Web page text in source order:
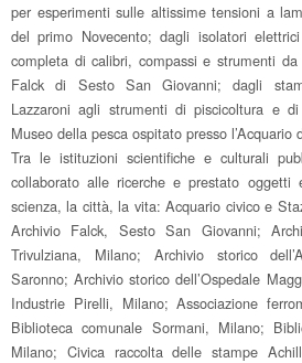
per esperimenti sulle altissime tensioni a
del primo Novecento; dagli isolatori
completa di calibri, compassi e strumenti
Falck di Sesto San Giovanni; dagli
Lazzaroni agli strumenti di piscicoltura e di
Museo della pesca ospitato presso l’Acquario
Tra le istituzioni scientifiche e culturali
collaborato alle ricerche e prestato
scienza, la città, la vita: Acquario civico e
Archivio Falck, Sesto San Giovanni;
Trivulziana, Milano; Archivio storico
Saronno; Archivio storico dell’Ospedale
Industrie Pirelli, Milano; Associazione
Biblioteca comunale Sormani, Milano;
Milano; Civica raccolta delle stampe